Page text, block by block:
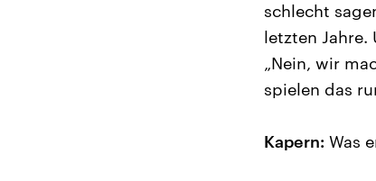
schlecht
letzten Jahre.
„Nein, wir
spielen das
Kapern: Was